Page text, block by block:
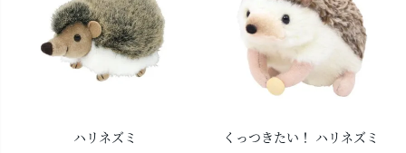
ハリネズミ くっつきたい！ ハリネズミ